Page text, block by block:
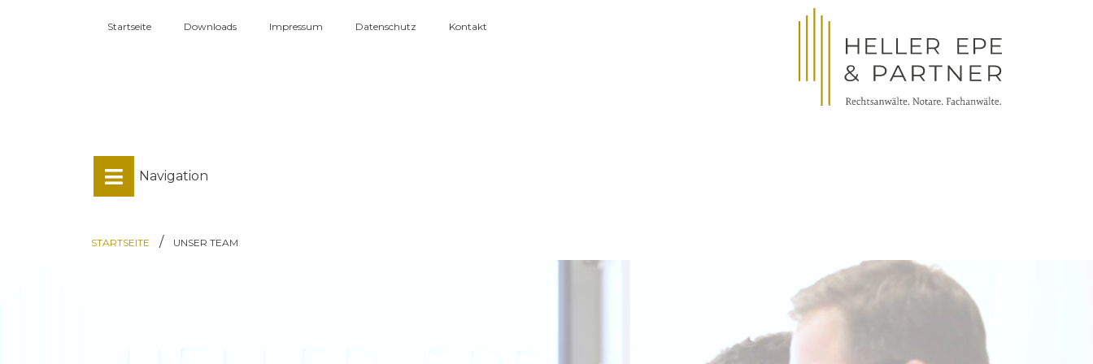
Startseite Downloads Impressum Datenschutz Kontakt
Navigation
STARTSEITE / UNSER TEAM